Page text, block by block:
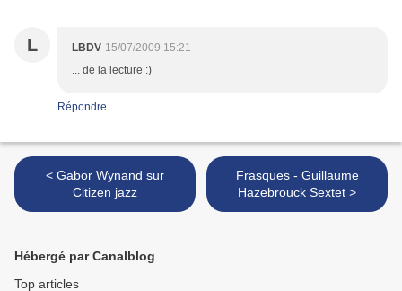
L LBDV 15/07/2009 15:21
... de la lecture :)
Répondre
< Gabor Wynand sur
Citizen jazz
Frasques - Guillaume
Hazebrouck Sextet >
Hébergé par Canalblog
Top articles